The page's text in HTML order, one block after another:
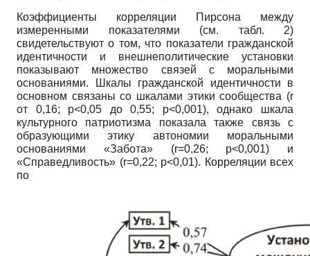
Коэффициенты корреляции Пирсо­на между
измеренными показателями (см. табл. 2)
свидетельствуют о том, что показатели гражданской
идентичности и внешнеполитические установки
показывают множество связей с моральными
основаниями. Шкалы гражданской идентичности в
основном связаны со шкалами этики сообщества (r
от 0,16; p<0,05 до 0,55; p<0,001), однако шкала
культурного патриотизма показала также связь с
образующими этику автономии моральными
основаниями «Забота» (r=0,26; p<0,001) и
«Справедливость» (r=0,22; p<0,01). Корреляции всех
по­